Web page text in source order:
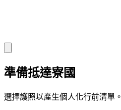
準備抵達寮國
選擇護照以產生個人化行前清單。